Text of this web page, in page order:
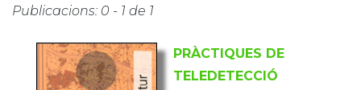
Publicacions: 0 - 1 de 1
PRÀCTIQUES DE
TELEDETECCIÓ